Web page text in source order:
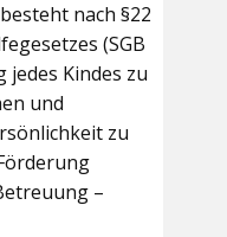
nach §22
(SGB
jedes Kindes zu
und
zu
–